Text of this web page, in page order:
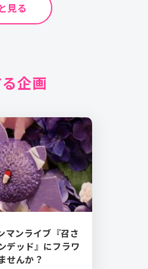
見る
企画
マンライブ『召さ
デッド』にフラワ
せんか？